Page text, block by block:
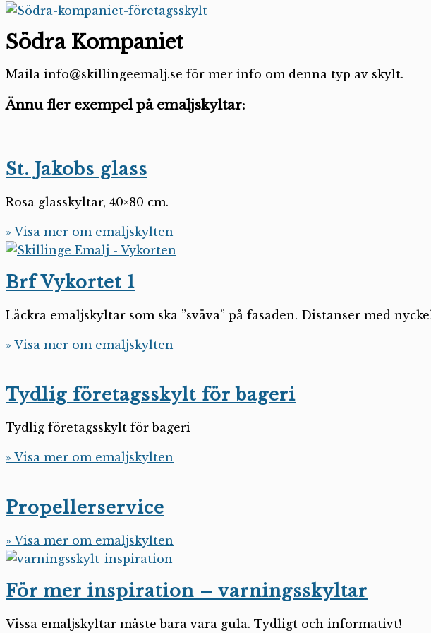
Södra Kompaniet
Maila info@skillingeemalj.se för mer info om denna typ av skylt.
Ännu fler exempel på emaljskyltar:
St. Jakobs glass
Rosa glasskyltar, 40×80 cm.
» Visa mer om emaljskylten
Brf Vykortet 1
Läckra emaljskyltar som ska ”sväva” på fasaden. Distanser med
» Visa mer om emaljskylten
Tydlig företagsskylt för bageri
Tydlig företagsskylt för bageri
» Visa mer om emaljskylten
Propellerservice
» Visa mer om emaljskylten
För mer inspiration – varningsskyltar
Vissa emaljskyltar måste bara vara gula. Tydligt och informativt!